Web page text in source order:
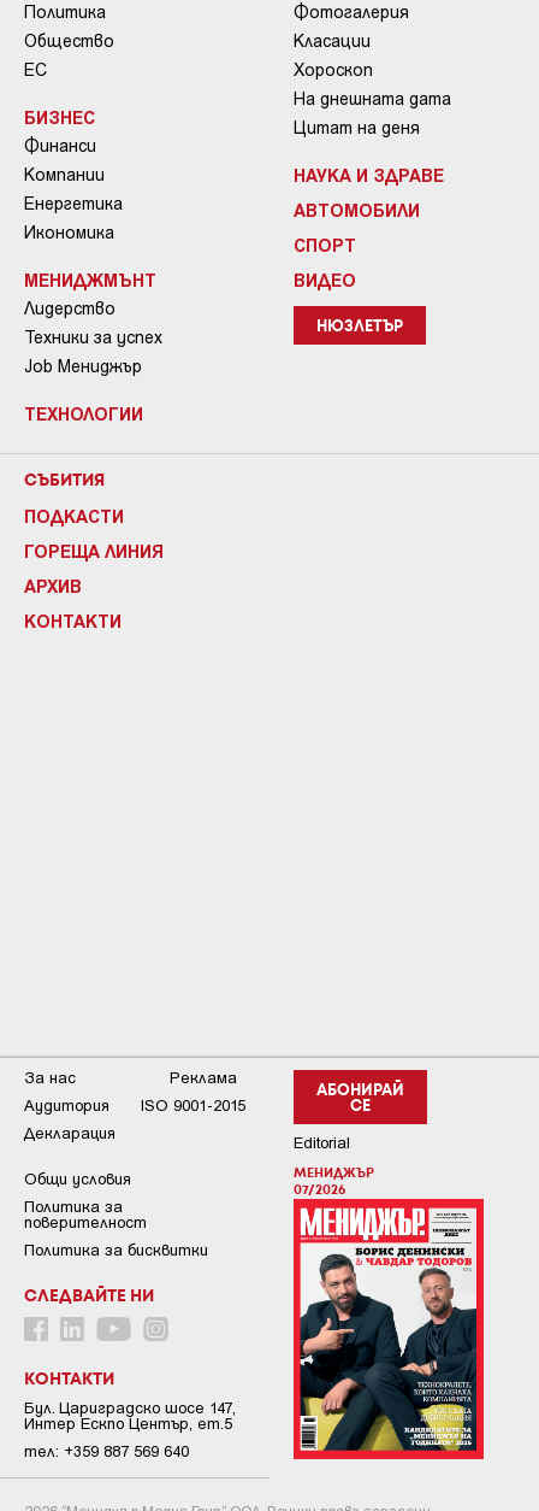
Политика
Общество
ЕС
БИЗНЕС
Финанси
Компании
Енергетика
Икономика
МЕНИДЖМЪНТ
Лидерство
Техники за успех
Job Мениджър
ТЕХНОЛОГИИ
Фотогалерия
Класации
Хороскоп
На днешната дата
Цитат на деня
НАУКА И ЗДРАВЕ
АВТОМОБИЛИ
СПОРТ
ВИДЕО
НЮЗЛЕТЪР
СЪБИТИЯ
ПОДКАСТИ
ГОРЕЩА ЛИНИЯ
АРХИВ
КОНТАКТИ
АБОНИРАЙ
СЕ
Editorial
МЕНИДЖЪР
07/2026
За нас
Реклама
Аудитория
ISO 9001-2015
Декларация
Общи условия
Пoлитикa зa
пoвepитeлнocт
Политика за бисквитки
СЛЕДВАЙТЕ НИ
КОНТАКТИ
Бул. Цариградско шосе 147,
Интер Ескпо Център, ет.5
тел: +359 887 569 640